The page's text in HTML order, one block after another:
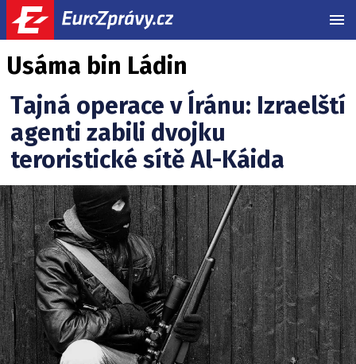
Usáma bin Ládin
Tajná operace v Íránu: Izraelští
agenti zabili dvojku
teroristické sítě Al-Káida